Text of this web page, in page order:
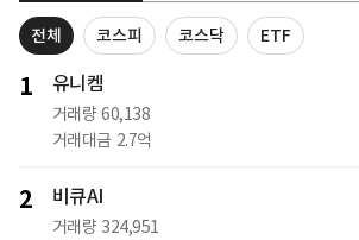
전체 코스피 코스닥 ETF
1 유니켐
거래량 60,138
거래대금 2.7억
2 비큐AI
거래량 324,951